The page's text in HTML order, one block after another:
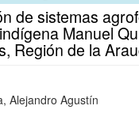
de sistemas
Manuel
Región de la
Alejandro Agustín